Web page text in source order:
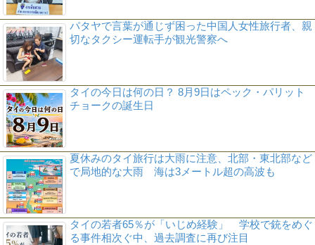
パタヤで言葉が通じず困った中国人女性旅行者、親
切なタクシー運転手が観光警察へ
タイの今日は何の日？ 8月9日はペック・パリット
チョークの誕生日
夏休みのタイ旅行は大雨に注意、北部・東北部など
で局地的な大雨 海は3メートル超の高波も
タイの若者65％が「いじめ経験」 学校で銃をめぐ
る事件相次ぐ中、過去調査に再び注目